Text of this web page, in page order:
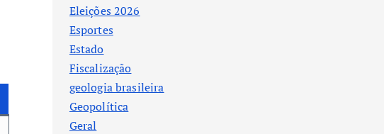
Eleições 2026
Esportes
Estado
Fiscalização
geologia brasileira
Geopolítica
Geral